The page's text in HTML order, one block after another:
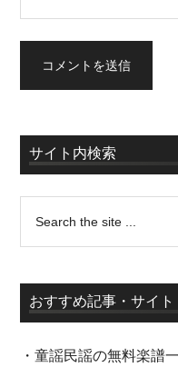
サイト内検索
おすすめ記事・サイト
・童謡民謡の無料楽譜